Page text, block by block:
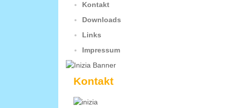
Kontakt
Downloads
Links
Impressum
Kontakt